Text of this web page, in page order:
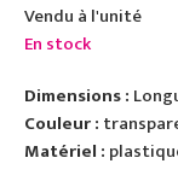
Vendu à l'unité
En stock
Dimensions :
Couleur :
Matériel :